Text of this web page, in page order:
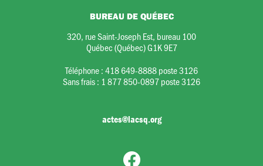
BUREAU DE QUÉBEC
320, rue Saint-Joseph Est, bureau 100
Québec (Québec) G1K 9E7
Téléphone :418 649-8888 poste 3126
Sans frais : 1 877 850-0897 poste 3126
actes@lacsq.org